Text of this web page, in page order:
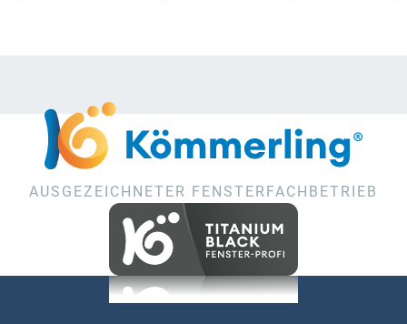
AUSGEZEICHNETER FENSTERFACHBETRIEB